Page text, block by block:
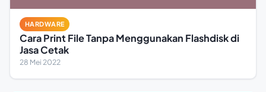
HARDWARE
Cara Print File Tanpa Menggunakan Flashdisk di
Jasa Cetak
28 Mei 2022